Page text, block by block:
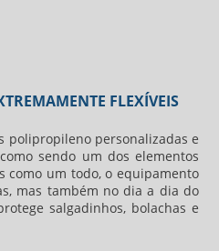
FLEXÍVEIS
polipropileno personalizadas e
sendo um dos elementos
como um todo, o equipamento
mas também no dia a dia do
salgadinhos, bolachas e